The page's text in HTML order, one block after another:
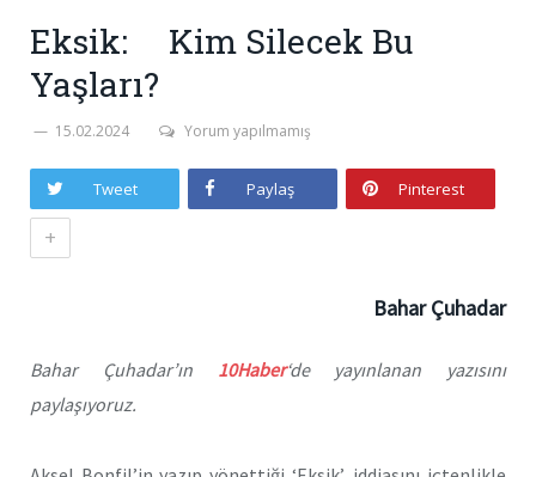
Eksik: Kim Silecek Bu
Yaşları?
15.02.2024 Yorum yapılmamış
Tweet Paylaş Pinterest
+
Bahar Çuhadar
Bahar Çuhadar’ın 10Haber‘de yayınlanan yazısını
paylaşıyoruz.